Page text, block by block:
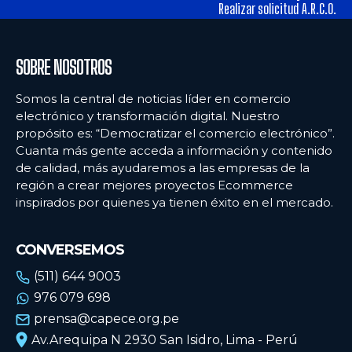
Ecommercenews
PERÚ
ARGENTINA
BOLIVIA
CHILE
ECUADOR
MÉXICO
URUGUAY
VENEZUELA
Ecommercenews
PERÚ
ARGENTINA
BOLIVIA
CHILE
ECUADOR
MÉXICO
URUGUAY
VENEZUELA
Realizar solicitud A.R.C.O.
SOBRE NOSOTROS
Somos la central de noticias líder en comercio
electrónico y transformación digital. Nuestro
propósito es: “Democratizar el comercio electrónico”.
Cuanta más gente acceda a información y contenido
de calidad, más ayudaremos a las empresas de la
región a crear mejores proyectos Ecommerce
inspirados por quienes ya tienen éxito en el mercado.
CONVERSEMOS
(511) 644 9003
976 079 698
prensa@capece.org.pe
Av.Arequipa N 2930 San Isidro, Lima - Perú